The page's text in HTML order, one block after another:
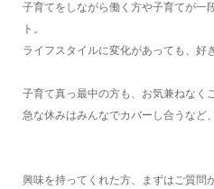
子育てをしながら働く方や子育てが一
ト。
ライフスタイルに変化があっても、好
子育て真っ最中の方も、お気兼ねなく
急な休みはみんなでカバーし合うな
興味を持ってくれた方、まずはご質問